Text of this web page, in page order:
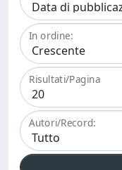
In ordine:
Risultati/Pagina
Autori/Record: